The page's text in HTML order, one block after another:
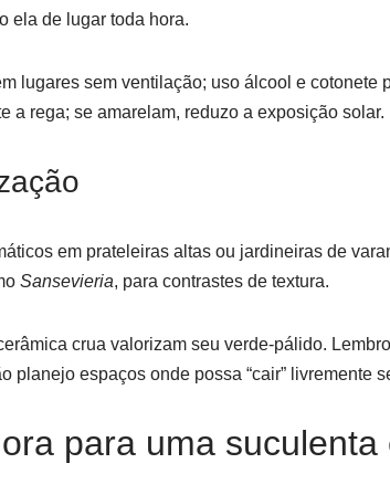
ela de lugar toda hora.
lugares sem ventilação; uso álcool e cotonete
a rega; se amarelam, reduzo a exposição solar.
em prateleiras altas ou jardineiras de
Sansevieria, para contrastes de textura.
crua valorizam seu verde-pálido.
planejo espaços onde possa “cair” livremente
para uma suculenta